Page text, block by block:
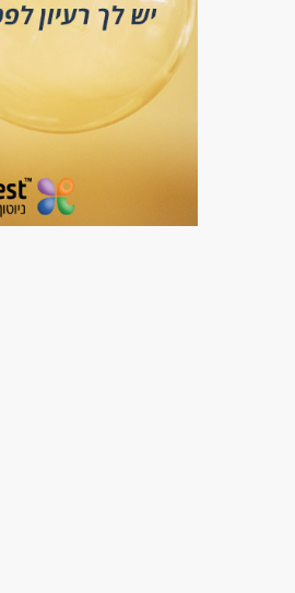
מאפייני משרה
עד שנה ניסיון
עבודה כפרילאנסר.ית /עצמאי.ת
בונוס למתמידים